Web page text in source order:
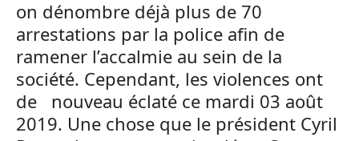
on dénombre déjà plus de 70
arrestations par la police afin de
ramener l’accalmie au sein de la
société. Cependant, les violences ont
de nouveau éclaté ce mardi 03 août
2019. Une chose que le président Cyril